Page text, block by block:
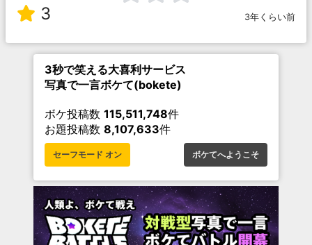
3 3年くらい前
3秒で笑える大喜利サービス
写真で一言ボケて(bokete)
ボケ投稿数 115,511,748件
お題投稿数 8,107,633件
セーフモード オン ボケてへようこそ